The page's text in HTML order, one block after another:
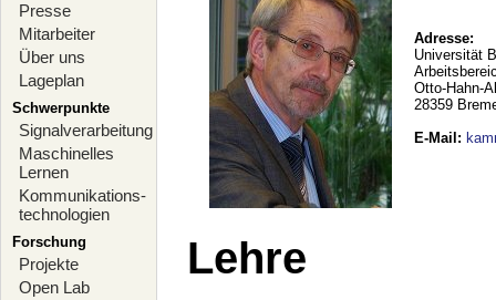
Presse
Mitarbeiter
Über uns
Lageplan
Schwerpunkte
Signalverarbeitung
Maschinelles
Lernen
Kommunikations-
technologien
Forschung
Projekte
Open Lab
Adresse:
Universität
Otto-Hahn-
28359
E-Mail :
Lehre